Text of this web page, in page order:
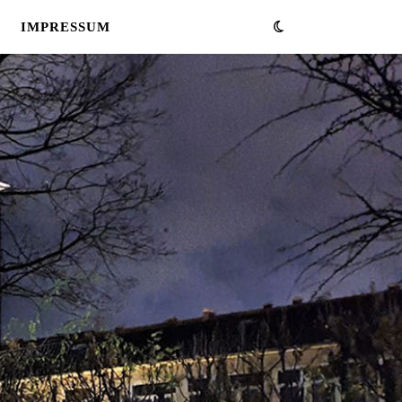
IMPRESSUM